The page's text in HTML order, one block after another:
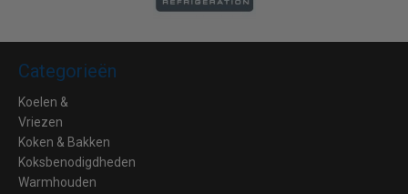
Categorieën
Koelen &
Vriezen
Koken & Bakken
Koksbenodigdheden
Warmhouden